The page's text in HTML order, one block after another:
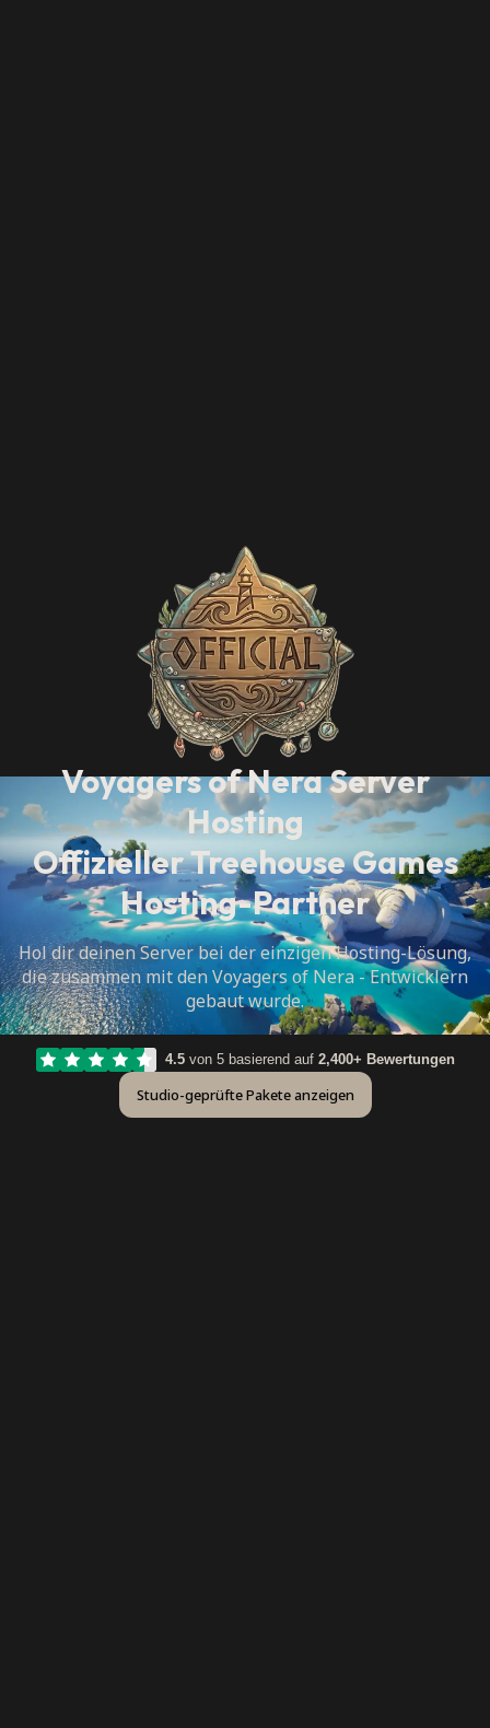
Voyagers of Nera Server
Hosting
Offizieller Treehouse Games
Hosting-Partner
Hol dir deinen Server bei der einzigen Hosting-Lösung,
die zusammen mit den Voyagers of Nera - Entwicklern
gebaut wurde.
4.5von 5 basierend auf 2,400+ Bewertungen
Studio-geprüfte Pakete anzeigen